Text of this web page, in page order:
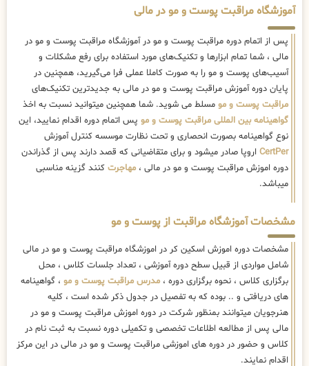
آموزشگاه مراقبت پوست و مو در مالی
پس از اتمام دوره مراقبت پوست و مو در آموزشگاه مراقبت پوست و مو در
مالی ، شما تمام ابزارها و تکنیک‌های مورد استفاده برای رفع مشکلات و
آسیب‌های پوست و مو را به صورت کاملا عملی فرا می‌گیرید، همچنین در
پایان دوره آموزش مراقبت پوست و مو در مالی به جدیدترین تکنیک‌های
مراقبت پوست و مو مسلط می شوید. شما همچنین میتوانید نسبت به اخذ
گواهینامه بین المللی مراقبت پوست و مو پس اتمام دوره اقدام نمایید، این
نوع گواهینامه بصورت انحصاری و تحت نظارت موسسه کنترل آموزش
CertPer اروپا صادر میشود و برای متقاضیانی که قصد دارند پس از گذراندن
دوره اموزش مراقبت پوست و مو در مالی ، مهاجرت کنند گزینه مناسبی
میباشد.
مشخصات آموزشگاه مراقبت از پوست و مو
مشخصات دوره اموزش اسکین کر در اموزشگاه مراقبت پوست و مو در مالی
شامل مواردی از قبیل سطح دوره آموزشی ، تعداد جلسات کلاس ، محل
برگزاری کلاس ، نحوه برگزاری دوره ، مدرس مراقبت پوست و مو ، گواهینامه
های دریافتی و .. بوده که به تفصیل در جدول ذکر شده است ، کلیه
هنرجویان میتوانند بمنظور شرکت در دوره اموزش مراقبت پوست و مو در
مالی پس از مطالعه اطلاعات تخصصی و تکمیلی دوره نسبت به ثبت نام در
کلاس و حضور در دوره های اموزشی مراقبت پوست و مو در مالی در این مرکز
اقدام نمایند.